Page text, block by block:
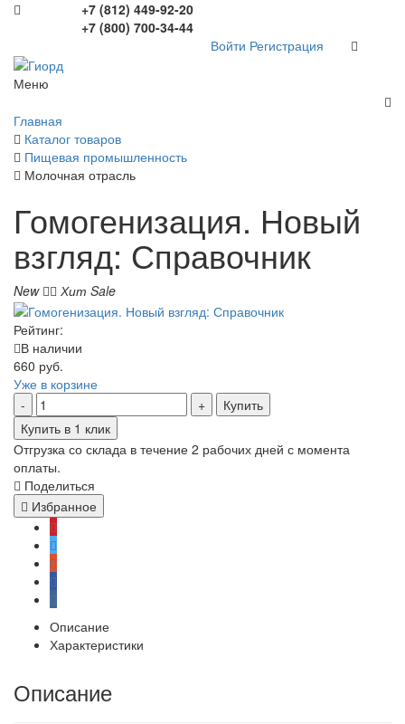
+7 (812) 449-92-20
+7 (800) 700-34-44
Войти Регистрация
Меню
Главная
Каталог товаров
Пищевая промышленность
Молочная отрасль
Гомогенизация. Новый
взгляд: Справочник
New Хит Sale
Рейтинг:
В наличии
660 руб.
Уже в корзине
Купить
Купить в 1 клик
Отгрузка со склада в течение 2 рабочих дней с момента
оплаты.
Поделиться
Избранное
Описание
Характеристики
Описание